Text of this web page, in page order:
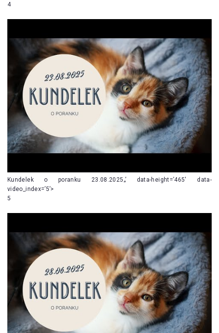
4
Kundelek o poranku 23.08.2025„’ data-height=’465′ data-
video_index=’5’>
5